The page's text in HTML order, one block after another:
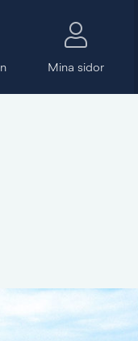
Mina sidor